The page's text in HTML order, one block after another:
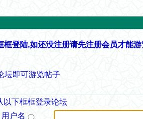
登陆,如还没注册请先注册会员才能游
坛即可游览帖子
以下框框登录论坛
用户名